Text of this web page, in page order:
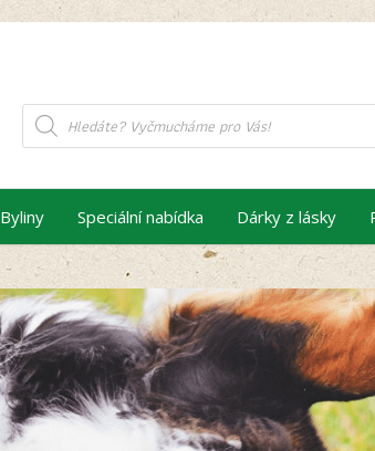
Products
search
Byliny Speciální nabídka Dárky z lásky